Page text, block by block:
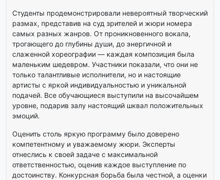
Студенты продемонстрировали невероятный творческий
размах, представив на суд зрителей и жюри номера
самых разных жанров. От проникновенного вокала,
трогающего до глубины души, до энергичной и
слаженной хореографии — каждая композиция была
маленьким шедевром. Участники показали, что они не
только талантливые исполнители, но и настоящие
артисты с яркой индивидуальностью и уникальной
подачей. Все обучающиеся выступили на высочайшем
уровне, подарив залу настоящий шквал положительных
эмоций.
Оценить столь яркую программу было доверено
компетентному и уважаемому жюри. Эксперты
отнеслись к своей задаче с максимальной
ответственностью, оценив каждое выступление по
достоинству. Конкурсная борьба была честной, а оценки